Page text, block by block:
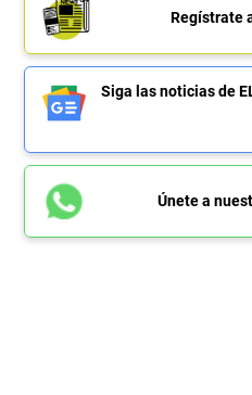
Regístrate
Siga las noticias de
Únete a